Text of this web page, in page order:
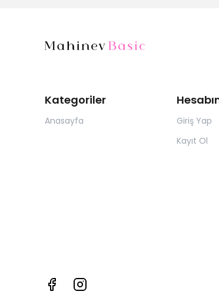
Kategoriler
Anasayfa
Giriş Yap
Kayıt Ol